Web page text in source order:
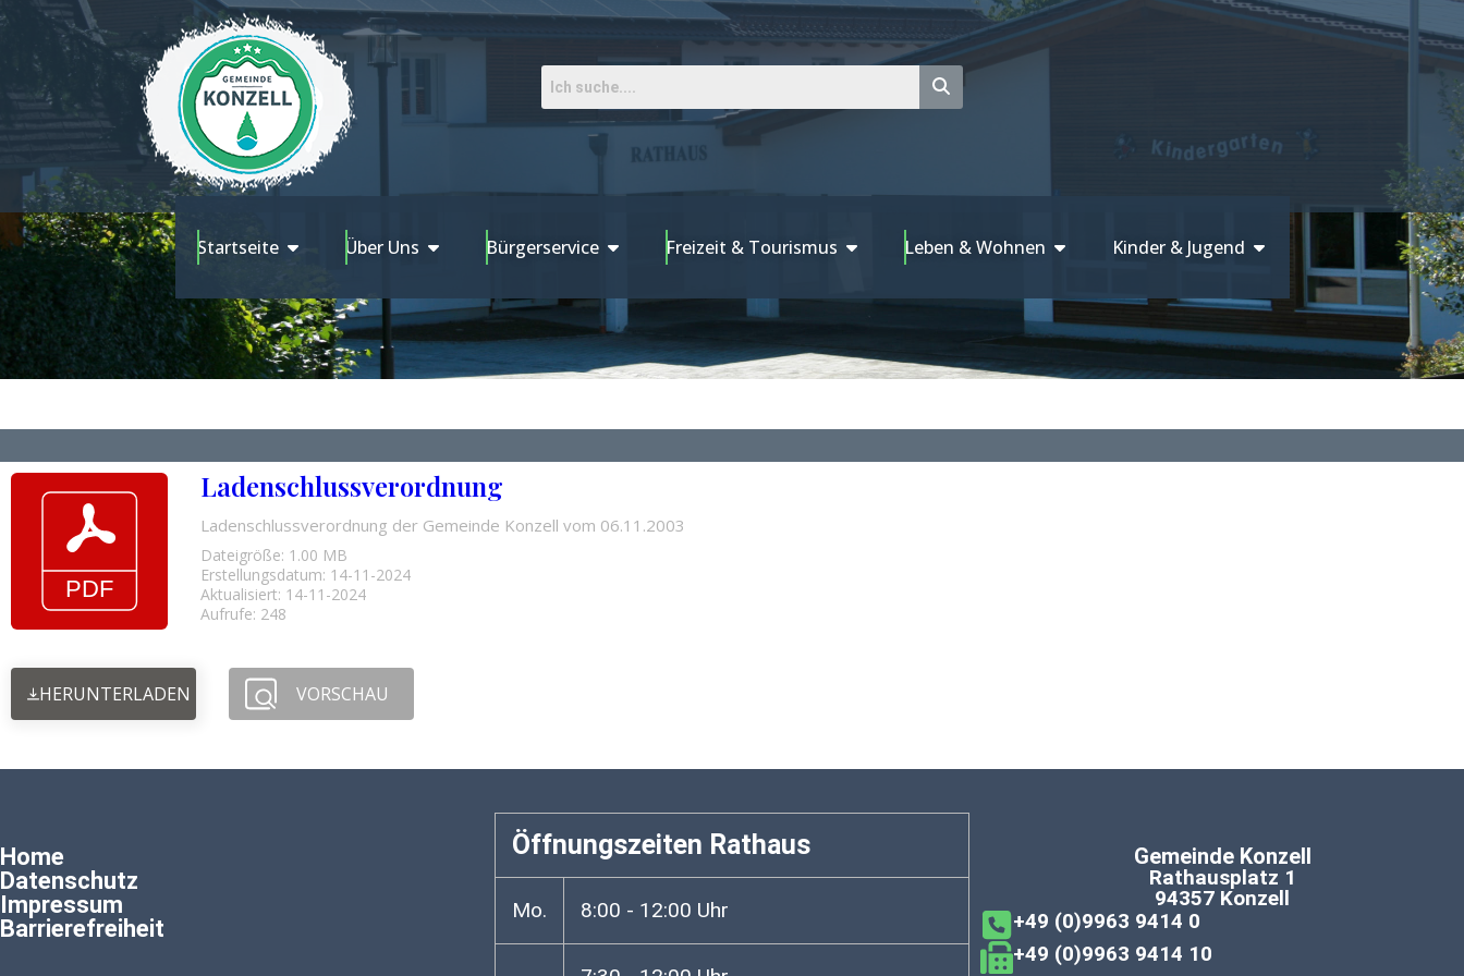
Startseite Über Uns Bürgerservice Freizeit & Tourismus Leben & Wohnen Kinder & Jugend
Ladenschlussverordnung
Ladenschlussverordnung der Gemeinde Konzell vom 06.11.2003
Dateigröße: 1.00 MB
Erstellungsdatum: 14-11-2024
Aktualisiert: 14-11-2024
Aufrufe: 248
HERUNTERLADEN VORSCHAU
Home
Datenschutz
Impressum
Barrierefreiheit
Öffnungszeiten Rathaus
Mo. 8:00 - 12:00 Uhr
Gemeinde Konzell
Rathausplatz 1
94357 Konzell
+49 (0)9963 9414 0
+49 (0)9963 9414 10